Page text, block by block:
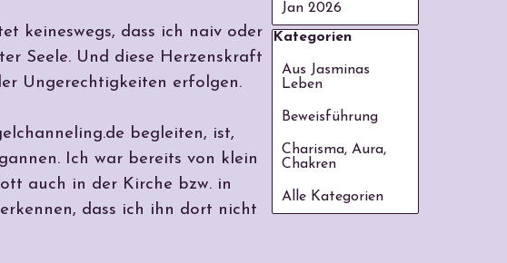
keineswegs, dass ich naiv oder
Seele. Und diese Herzenskraft
Ungerechtigkeiten erfolgen.
begleiten, ist,
Ich war bereits von klein
auch in der Kirche bzw. in
dass ich ihn dort nicht
Jan 2026
Block überspringen Kategorien
Kategorien
Aus Jasminas
Leben
Beweisführung
Charisma, Aura,
Chakren
Alle Kategorien